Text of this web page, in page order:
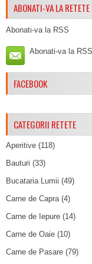
ABONATI-VA LA RETETE
Abonati-va la RSS
Abonati-va la
FACEBOOK
CATEGORII RETETE
Aperitive (118)
Bauturi (33)
Bucataria Lumii (49)
Carne de Capra (4)
Carne de Iepure (14)
Carne de Oaie (10)
Carne de Pasare (79)